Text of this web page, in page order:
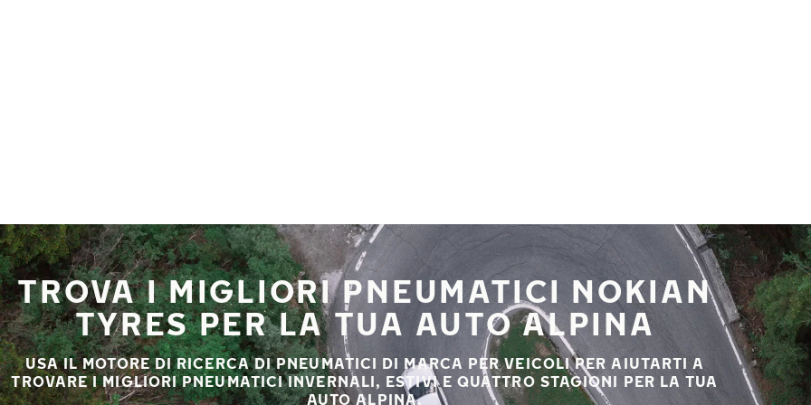
TROVA I MIGLIORI PNEUMATICI NOKIAN
TYRES PER LA TUA AUTO ALPINA
USA IL MOTORE DI RICERCA DI PNEUMATICI DI MARCA PER VEICOLI PER AIUTARTI A
TROVARE I MIGLIORI PNEUMATICI INVERNALI, ESTIVI E QUATTRO STAGIONI PER LA TUA
AUTO ALPINA.